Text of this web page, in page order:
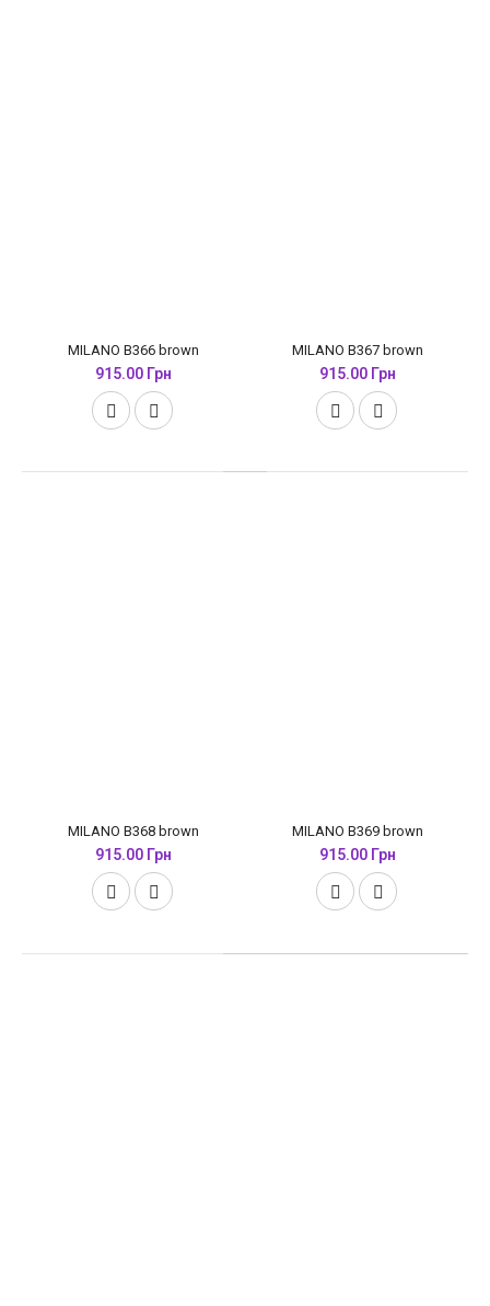
MILANO B366 brown
915.00 Грн
MILANO B367 brown
915.00 Грн
MILANO B368 brown
915.00 Грн
MILANO B369 brown
915.00 Грн